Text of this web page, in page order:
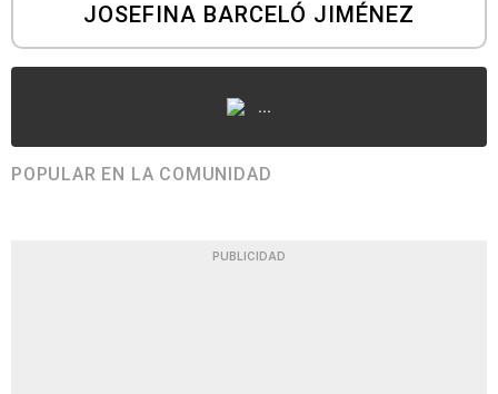
JOSEFINA BARCELÓ JIMÉNEZ
...
POPULAR EN LA COMUNIDAD
PUBLICIDAD